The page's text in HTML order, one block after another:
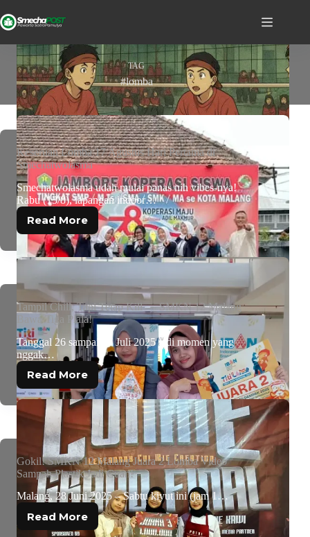
TAG
#lomba
Keseruan Lomba 17 Agustus Hari Pertama di
Smechatwolasma
Smechatwolasma udah mulai panas nih vibes-nya!
Rabu (13/8), lapangan indoor…
Read More
Tampil Chill, Tapi Tetap Kill — SMKN 12 Malang
Bawa Tiga Piala!
Tanggal 26 sampai 27 Juli 2025 jadi momen yang
nggak…
Read More
Gokil! SMKN 12 Malang Juara 2 Lomba Video
Sampah Plastik Jadi Cuan!
Malang, 28 Juni 2025 – Sabtu kiyut ini (jam 1…
Read More